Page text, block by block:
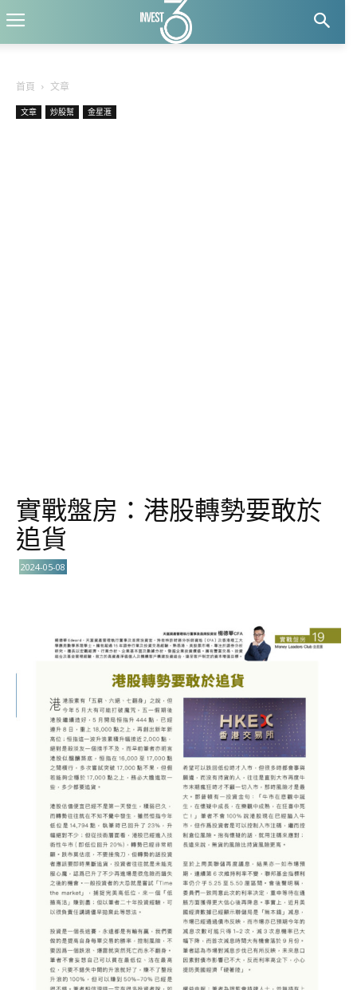
首頁 文章
文章 炒股幫 金星滙
實戰盤房：港股轉勢要敢於
追貨
2024-05-08